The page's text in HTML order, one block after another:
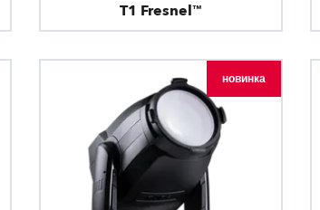
T1 Fresnel™
новинка